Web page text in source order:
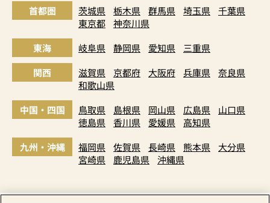
首都圏
茨城県 栃木県 群馬県 埼玉県
千葉県
東京都
神奈川県
東海
岐阜県 静岡県 愛知県
三重県
関西
滋賀県 京都府 大阪府 兵庫県
奈良県
和歌山県
中国・四国
鳥取県 島根県 岡山県 広島県
山口県
徳島県
香川県 愛媛県
高知県
九州・沖縄
福岡県 佐賀県 長崎県 熊本県
大分県
宮崎県
鹿児島県 沖縄県